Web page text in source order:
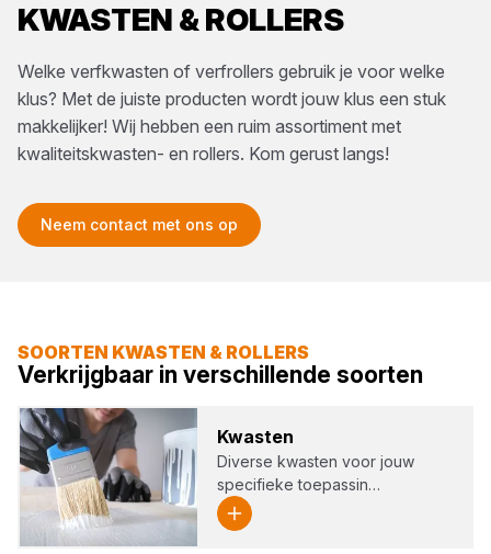
KWASTEN & ROLLERS
Welke verfkwasten of verfrollers gebruik je voor welke
klus? Met de juiste producten wordt jouw klus een stuk
makkelijker! Wij hebben een ruim assortiment met
kwaliteitskwasten- en rollers. Kom gerust langs!
Neem contact met ons op
SOORTEN KWASTEN & ROLLERS
Verkrijgbaar in verschillende soorten
Kwas­ten
Diverse kwasten voor jouw
specifieke toepassin…